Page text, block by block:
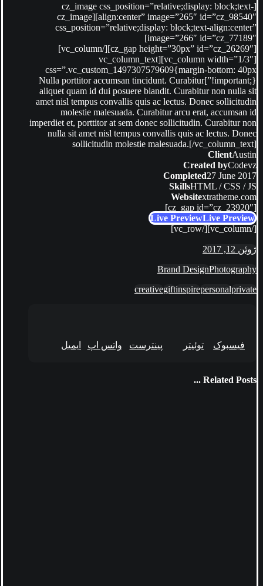
[cz_image css_position=”relative;display: block;text-
align:center” image=”265″ id=”cz_98540″][cz_image
css_position=”relative;display: block;text-align:center”
image=”266″ id=”cz_77189″]
[cz_gap height=”30px” id=”cz_26269″][/vc_column]
[vc_column width=”1/3″][vc_column_text
css=”.vc_custom_1497307579609{margin-bottom: 40px
!important;}”]Nulla porttitor accumsan tincidunt. Curabitur
aliquet quam id dui posuere blandit. Curabitur non nulla sit
amet nisl tempus convallis quis ac lectus. Donec sollicitudin
molestie malesuada. Curabitur arcu erat, accumsan id
imperdiet et, porttitor at sem donec sollicitudin. Curabitur non
nulla sit amet nisl tempus convallis quis ac lectus. Donec
sollicitudin molestie malesuada.[/vc_column_text]
ClientAustin
Created byCodevz
Completed27 June 2017
SkillsHTML / CSS / JS
Websitextratheme.com
[cz_gap id=”cz_23920″]
Live PreviewLive Preview
[/vc_column][/vc_row]
ژوئن 12, 2017
Brand DesignPhotography
creativegiftinspirepersonalprivate
فیسبوک توئیتر پینترست واتس اپ ایمیل
Related Posts ...